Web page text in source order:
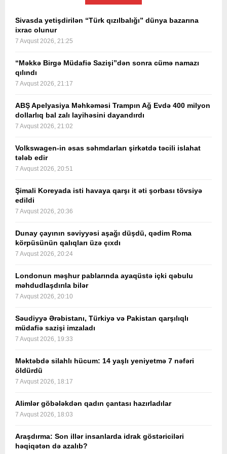
Sivasda yetişdirilən “Türk qızılbalığı” dünya bazarına
ixrac olunur
7 Avqust 2026, 21:25
“Məkkə Birgə Müdafiə Sazişi”dən sonra cümə namazı
qılındı
7 Avqust 2026, 21:17
ABŞ Apelyasiya Məhkəməsi Trampın Ağ Evdə 400 milyon
dollarlıq bal zalı layihəsini dayandırdı
7 Avqust 2026, 21:02
Volkswagen-in əsas səhmdarları şirkətdə təcili islahat
tələb edir
7 Avqust 2026, 20:51
Şimali Koreyada isti havaya qarşı it əti şorbası tövsiyə
edildi
7 Avqust 2026, 20:36
Dunay çayının səviyyəsi aşağı düşdü, qədim Roma
körpüsünün qalıqları üzə çıxdı
7 Avqust 2026, 20:24
Londonun məşhur pablarında ayaqüstə içki qəbulu
məhdudlaşdırıla bilər
7 Avqust 2026, 20:10
Səudiyyə Ərəbistanı, Türkiyə və Pakistan qarşılıqlı
müdafiə sazişi imzaladı
7 Avqust 2026, 19:33
Məktəbdə silahlı hücum: 14 yaşlı yeniyetmə 7 nəfəri
öldürdü
7 Avqust 2026, 18:17
Alimlər göbələkdən qadın çantası hazırladılar
7 Avqust 2026, 18:03
Araşdırma: Son illər insanlarda idrak göstəriciləri
həqiqətən də azalıb?